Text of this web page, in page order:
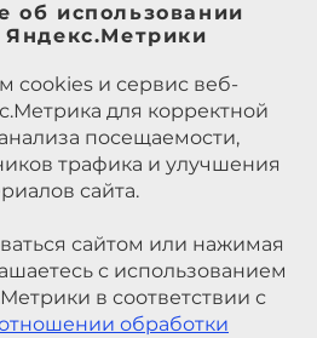
об использовании
cookies и сервис веб-
для корректной
посещаемости,
трафика и улучшения
сайта.
сайтом или нажимая
с использованием
в соответствии с
обработки